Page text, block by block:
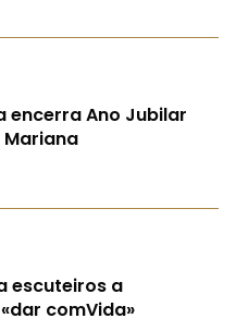
encerra Ano Jubilar
Mariana
escuteiros a
comVida»